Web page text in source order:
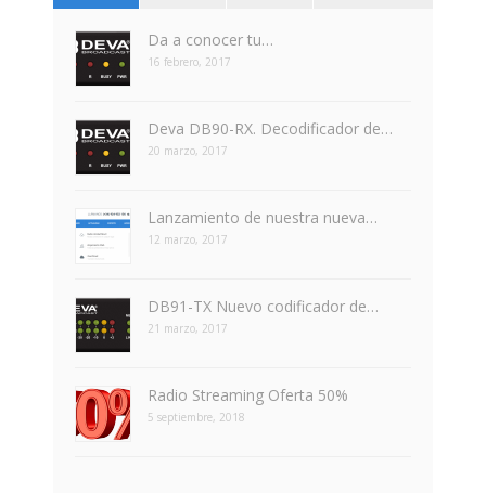
Da a conocer tu…
16 febrero, 2017
Deva DB90-RX. Decodificador de…
20 marzo, 2017
Lanzamiento de nuestra nueva…
12 marzo, 2017
DB91-TX Nuevo codificador de…
21 marzo, 2017
Radio Streaming Oferta 50%
5 septiembre, 2018